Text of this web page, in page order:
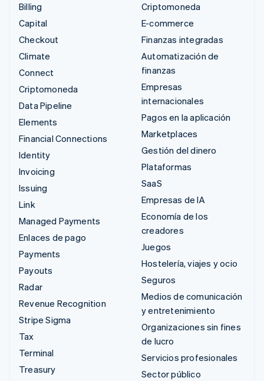
Billing
Capital
Checkout
Climate
Connect
Criptomoneda
Data Pipeline
Elements
Financial Connections
Identity
Invoicing
Issuing
Link
Managed Payments
Enlaces de pago
Payments
Payouts
Radar
Revenue Recognition
Stripe Sigma
Tax
Terminal
Treasury
Criptomoneda
E-commerce
Finanzas integradas
Automatización de
finanzas
Empresas
internacionales
Pagos en la aplicación
Marketplaces
Gestión del dinero
Plataformas
SaaS
Empresas de IA
Economía de los
creadores
Juegos
Hostelería, viajes y ocio
Seguros
Medios de comunicación
y entretenimiento
Organizaciones sin fines
de lucro
Servicios profesionales
Sector público